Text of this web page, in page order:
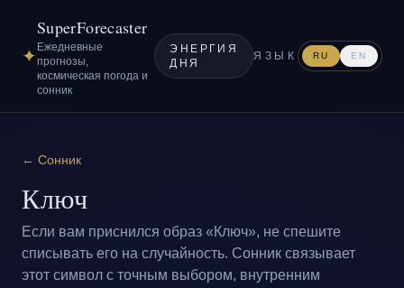
✦
SuperForecaster
Ежедневные
прогнозы,
космическая погода и
сонник
ЭНЕРГИЯ
ДНЯ
ЯЗЫК RU EN
← Сонник
Ключ
Если вам приснился образ «Ключ», не спешите
списывать его на случайность. Сонник связывает
этот символ с точным выбором, внутренним